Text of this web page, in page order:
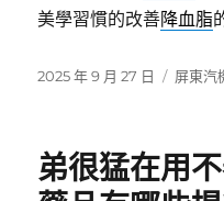
美學習慣的改善降血脂
發
2025 年 9 月 27 日
分
屏東汽
弟很猛在用